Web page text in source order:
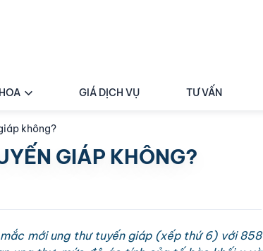
GIÁ DỊCH VỤ TƯ VẤN
không?
GIÁP KHÔNG?
mới ung thư tuyến giáp (xếp thứ 6) với 858